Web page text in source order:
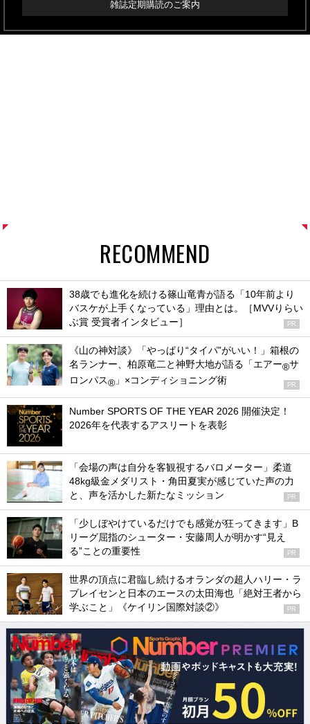
雑誌定期購読のご案内
RECOMMEND
38歳でも進化を続ける篠山竜青が語る「10年前より
バスケが上手くなっている」理由とは。［MVVりらい
ぶ賞 受賞者インタビュー］
PR
《山の神対談》「やっぱり“タイパ”がいい！」箱根の
名ランナー、柏原竜二と神野大地が語る「エアー®サ
ロンパス® 」×コンディショニング術 PR
Number SPORTS OF THE YEAR 2026 開催決定！
2026年を代表するアスリートを表彰
「会場の声は自分を客観視するバロメーター」柔道
48kg級金メダリスト・角田夏実が感じていた声の力
と、声を活かした新たなミッション
PR
「少しぼやけているだけでも感覚が狂ってきます」B
リーグ屈指のシューター・安藤周人が明かす“見え
る”ことの重要性
PR
世界の頂点に君臨し続けるオランダの超人ハリー・ラ
ブレイセンと日本のエースの太田海也「絶対王者から
学ぶこと」《ケイリン国際対談②》
PR